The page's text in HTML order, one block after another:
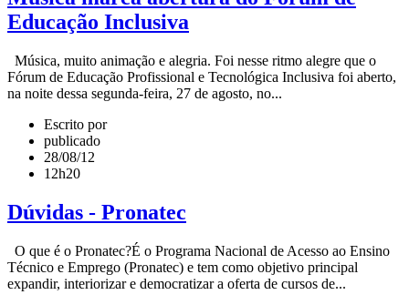
Educação Inclusiva
Música, muito animação e alegria. Foi nesse ritmo alegre que o
Fórum de Educação Profissional e Tecnológica Inclusiva foi aberto,
na noite dessa segunda-feira, 27 de agosto, no...
Escrito por
publicado
28/08/12
12h20
Dúvidas - Pronatec
O que é o Pronatec?É o Programa Nacional de Acesso ao Ensino
Técnico e Emprego (Pronatec) e tem como objetivo principal
expandir, interiorizar e democratizar a oferta de cursos de...